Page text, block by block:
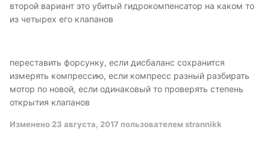
второй вариант это убитый гидрокомпенсатор на каком то
из четырех его клапанов
переставить форсунку, если дисбаланс сохранится
измерять компрессию, если компресс разный разбирать
мотор по новой, если одинаковый то проверять степень
открытия клапанов
Изменено 23 августа, 2017 пользователем strannikk